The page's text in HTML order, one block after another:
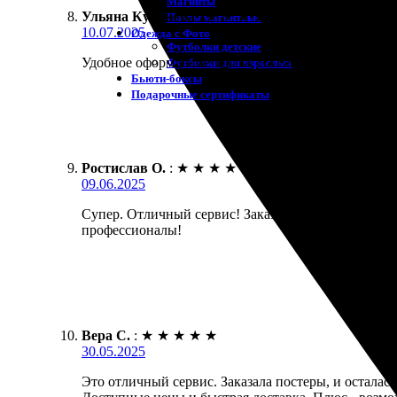
Пазлы магнитные
Одежда с Фото
Футболки детские
Футболки для взрослых
Бьюти-боксы
Подарочные сертификаты
Ульяна Кулакова : ★ ★ ★ ★
10.07.2025
Удобное оформление заказа. На сайте легко
Ростислав О. : ★ ★ ★ ★ ★
09.06.2025
Супер. Отличный сервис! Заказал печать
профессионалы!
Вера С. : ★ ★ ★ ★ ★
30.05.2025
Это отличный сервис. Заказала постеры, и